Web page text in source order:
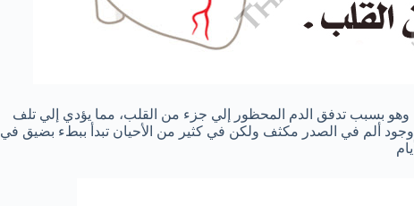
) وهو بسبب تدفق الدم المحظور إلي جزء من القلب، مما يؤدي إلي تلف
ألم في الصدر مكثف ولكن في كثير من الأحيان تبدأ ببطء بضيق في